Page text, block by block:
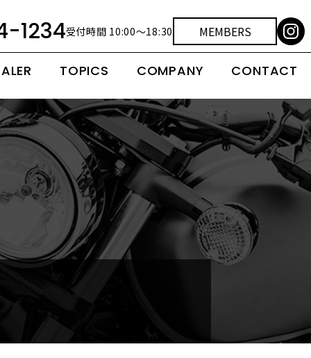
1234受付時間 10:00～18:30 MEMBERS
TOPICS COMPANY CONTACT